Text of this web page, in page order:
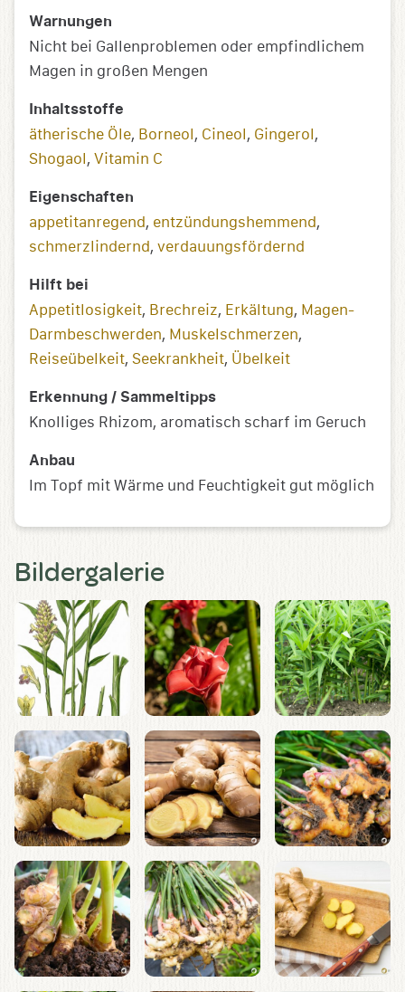
Warnungen
Nicht bei Gallenproblemen oder empfindlichem
Magen in großen Mengen
Inhaltsstoffe
ätherische Öle, Borneol, Cineol, Gingerol,
Shogaol, Vitamin C
Eigenschaften
appetitanregend, entzündungs­­hemmend,
schmerzlindernd, verdauungsfördernd
Hilft bei
Appetitlosigkeit, Brechreiz, Erkältung, Magen-
Darmbeschwerden, Muskelschmerzen,
Reiseübelkeit, Seekrankheit, Übelkeit
Erkennung / Sammeltipps
Knolliges Rhizom, aromatisch scharf im Geruch
Anbau
Im Topf mit Wärme und Feuchtigkeit gut möglich
Bildergalerie